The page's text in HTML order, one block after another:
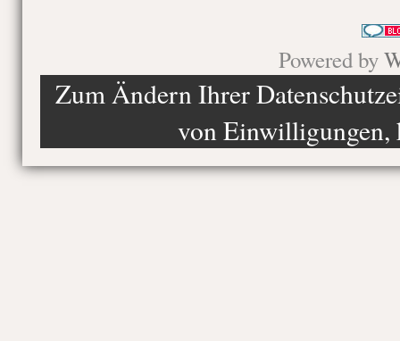
Powered by
Zum Ändern Ihrer
von